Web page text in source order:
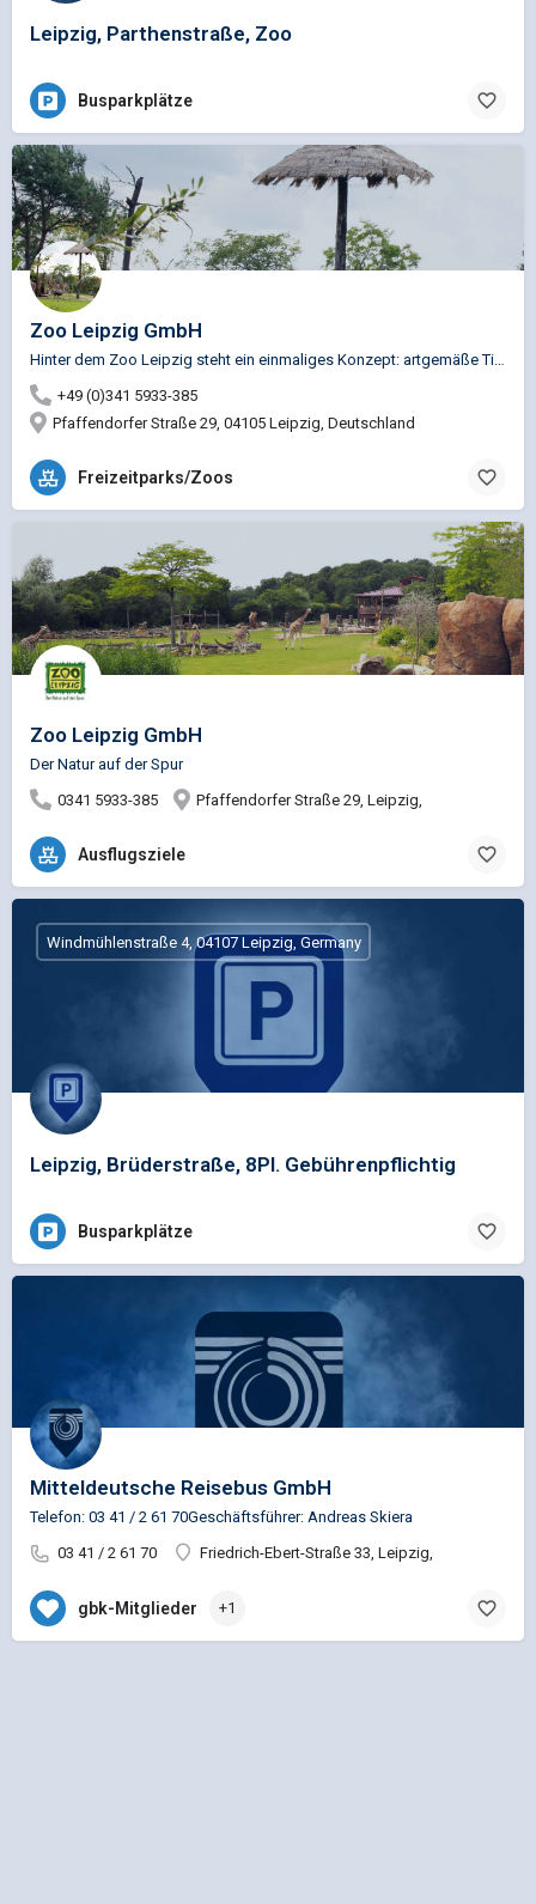
Leipzig, Parthenstraße, Zoo
Busparkplätze
Zoo Leipzig GmbH
Hinter dem Zoo Leipzig steht ein einmaliges Konzept: artgemäße Tierhaltung, Artenschutz, Bildung und…
+49 (0)341 5933-385
Pfaffendorfer Straße 29, 04105 Leipzig, Deutschland
Freizeitparks/Zoos
Zoo Leipzig GmbH
Der Natur auf der Spur
0341 5933-385
Pfaffendorfer Straße 29, Leipzig,
Ausflugsziele
Leipzig, Brüderstraße, 8Pl. Gebührenpflichtig
Windmühlenstraße 4, 04107 Leipzig, Germany
Busparkplätze
Mitteldeutsche Reisebus GmbH
Telefon: 03 41 / 2 61 70Geschäftsführer: Andreas Skiera
03 41 / 2 61 70
Friedrich-Ebert-Straße 33, Leipzig,
gbk-Mitglieder +1